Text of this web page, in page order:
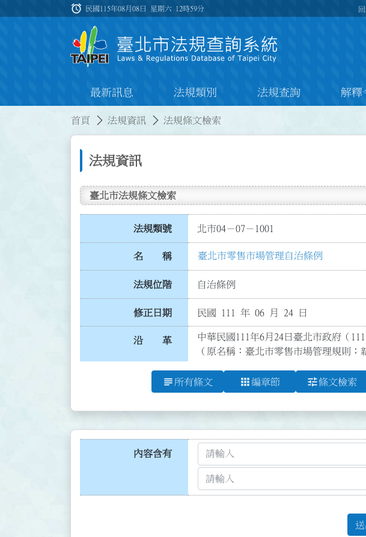
:::
alarm 民國115年08月08日 星期六 12時59分
最新訊息 法規類別 法規查詢 解釋
首頁 法規資訊 法規條文檢索
法規資訊
臺北市法規條文檢索
法規類號 北市04－07－1001
名 稱 臺北市零售市場管理自治條例
法規位階 自治條例
修正日期 民國 111 年 06 月 24 日
沿 革
中華民國111年6月24日臺北市政府（
（原名稱：臺北市零售市場管理規則；
subject 所有條文 apps 編章節 tune條文檢索
內容含有